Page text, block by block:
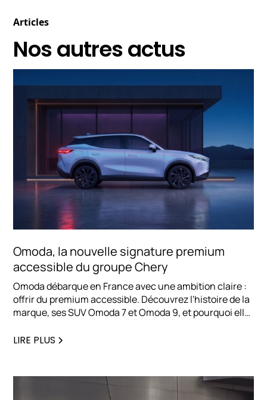
Articles
Nos autres actus
Omoda, la nouvelle signature premium
accessible du groupe Chery
Omoda débarque en France avec une ambition claire :
offrir du premium accessible. Découvrez l'histoire de la
marque, ses SUV Omoda 7 et Omoda 9, et pourquoi elle
alternative électrifiée haut de gamme.
LIRE PLUS